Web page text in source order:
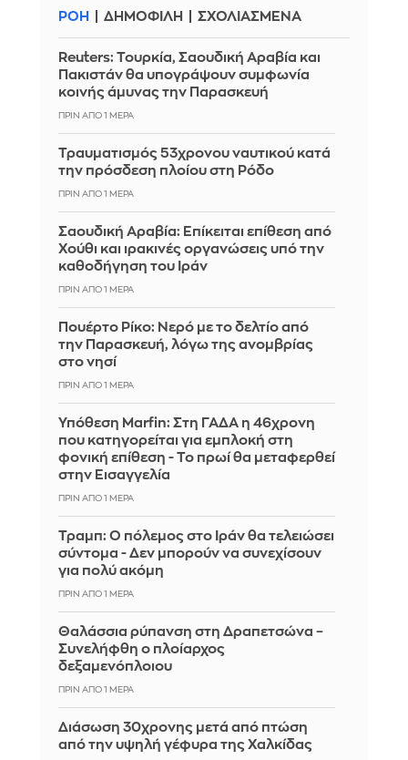
ΡΟΗ ΔΗΜΟΦΙΛΗ ΣΧΟΛΙΑΣΜΕΝΑ
Reuters: Τουρκία, Σαουδική Αραβία και
Πακιστάν θα υπογράψουν συμφωνία
κοινής άμυνας την Παρασκευή
ΠΡΙΝ ΑΠΌ 1 ΜΈΡΑ
Τραυματισμός 53χρονου ναυτικού κατά
την πρόσδεση πλοίου στη Ρόδο
ΠΡΙΝ ΑΠΌ 1 ΜΈΡΑ
Σαουδική Αραβία: Επίκειται επίθεση από
Χούθι και ιρακινές οργανώσεις υπό την
καθοδήγηση του Ιράν
ΠΡΙΝ ΑΠΌ 1 ΜΈΡΑ
Πουέρτο Ρίκο: Νερό με το δελτίο από
την Παρασκευή, λόγω της ανομβρίας
στο νησί
ΠΡΙΝ ΑΠΌ 1 ΜΈΡΑ
Υπόθεση Marfin: Στη ΓΑΔΑ η 46χρονη
που κατηγορείται για εμπλοκή στη
φονική επίθεση - Το πρωί θα μεταφερθεί
στην Εισαγγελία
ΠΡΙΝ ΑΠΌ 1 ΜΈΡΑ
Τραμπ: Ο πόλεμος στο Ιράν θα τελειώσει
σύντομα - Δεν μπορούν να συνεχίσουν
για πολύ ακόμη
ΠΡΙΝ ΑΠΌ 1 ΜΈΡΑ
Θαλάσσια ρύπανση στη Δραπετσώνα –
Συνελήφθη ο πλοίαρχος
δεξαμενόπλοιου
ΠΡΙΝ ΑΠΌ 1 ΜΈΡΑ
Διάσωση 30χρονης μετά από πτώση
από την υψηλή γέφυρα της Χαλκίδας